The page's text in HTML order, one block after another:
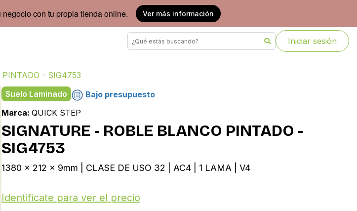
negocio con tu propia tienda online. Ver más información
Iniciar sesión
PINTADO - SIG4753
Suelo Laminado
Bajo presupuesto
Marca: QUICK STEP
SIGNATURE - ROBLE BLANCO PINTADO -
SIG4753
1380 x 212 x 9mm | CLASE DE USO 32 | AC4 | 1 LAMA | V4
Identifícate para ver el precio